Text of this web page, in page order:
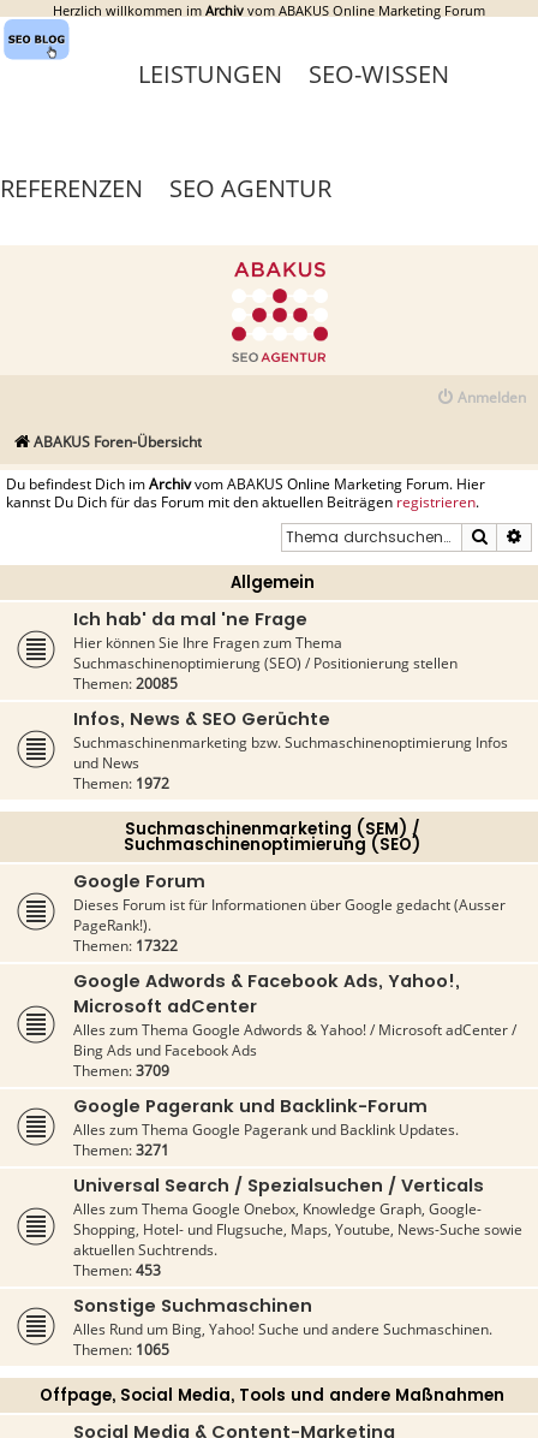
Herzlich willkommen im Archiv vom ABAKUS Online Marketing Forum
LEISTUNGEN SEO-WISSEN
REFERENZEN SEO AGENTUR
Anmelden
ABAKUS Foren-Übersicht
Du befindest Dich imArchivvom ABAKUS Online Marketing Forum. Hier
kannst Du Dich für das Forum mit den aktuellen Beiträgen registrieren.
Suche
Allgemein
Ich hab' da mal 'ne Frage
Hier können Sie Ihre Fragen zum Thema
Suchmaschinenoptimierung (SEO) / Positionierung stellen
Themen:20085
Infos, News & SEO Gerüchte
Suchmaschinenmarketing bzw. Suchmaschinenoptimierung Infos
und News
Themen: 1972
Suchmaschinenmarketing (SEM) /
Suchmaschinenoptimierung (SEO)
Google Forum
Dieses Forum ist für Informationen über Google gedacht (Ausser
PageRank!).
Themen: 17322
Google Adwords & Facebook Ads, Yahoo!,
Microsoft adCenter
Alles zum Thema Google Adwords & Yahoo! / Microsoft adCenter /
Bing Ads und Facebook Ads
Themen:3709
Google Pagerank und Backlink-Forum
Alles zum Thema Google Pagerank und Backlink Updates.
Themen:3271
Universal Search / Spezialsuchen / Verticals
Alles zum Thema Google Onebox, Knowledge Graph, Google-
Shopping, Hotel- und Flugsuche, Maps, Youtube, News-Suche sowie
aktuellen Suchtrends.
Themen:453
Sonstige Suchmaschinen
Alles Rund um Bing, Yahoo! Suche und andere Suchmaschinen.
Themen: 1065
Offpage, Social Media, Tools und andere Maßnahmen
Social Media & Content-Marketing